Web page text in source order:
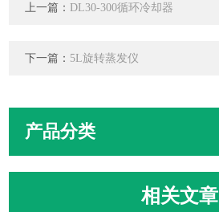
上一篇： DL30-300循环冷却器
下一篇： 5L旋转蒸发仪
产品分类
相关文章